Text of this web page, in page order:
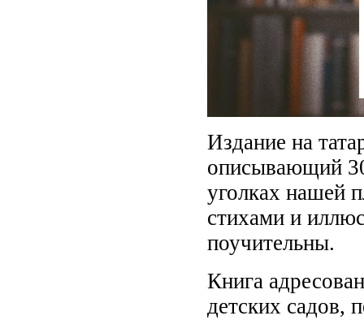
Издание на
описывающий
уголках нашей
стихами и
поучительны.
Книга
детских садов,